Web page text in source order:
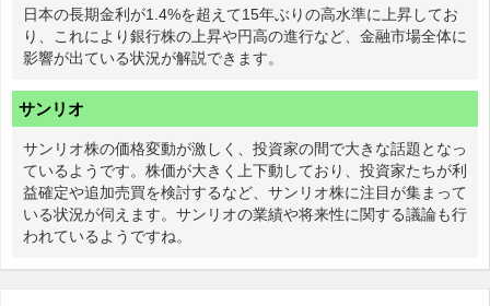
日本の長期金利が1.4%を超えて15年ぶりの高水準に上昇してお
り、これにより銀行株の上昇や円高の進行など、金融市場全体に
影響が出ている状況が解説できます。
サンリオ
サンリオ株の価格変動が激しく、投資家の間で大きな話題となっ
ているようです。株価が大きく上下動しており、投資家たちが利
益確定や追加売買を検討するなど、サンリオ株に注目が集まって
いる状況が伺えます。サンリオの業績や将来性に関する議論も行
われているようですね。